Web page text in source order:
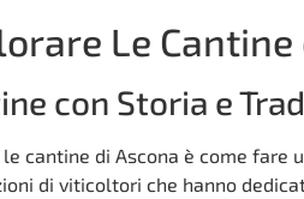
Le
con Storia e
cantine di Ascona è come fare
di viticoltori che hanno